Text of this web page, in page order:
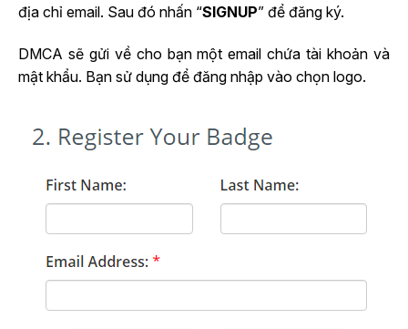
địa chỉ email. Sau đó nhấn “SIGNUP” để đăng ký.
DMCA sẽ gửi về cho bạn một email chứa tài khoản và
mật khẩu. Bạn sử dụng để đăng nhập vào chọn logo.